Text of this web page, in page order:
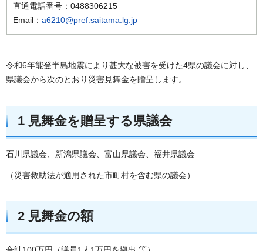
直通電話番号：0488306215
Email： a6210@pref.saitama.lg.jp
令和6年能登半島地震により甚大な被害を受けた4県の議会に対し、
県議会から次のとおり災害見舞金を贈呈します。
1 見舞金を贈呈する県議会
石川県議会、新潟県議会、富山県議会、福井県議会
（災害救助法が適用された市町村を含む県の議会）
2 見舞金の額